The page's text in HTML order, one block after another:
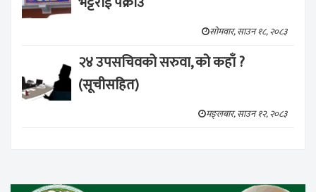
सोमवार, साउन १८, २०८३
२४ उपसचिवको सरुवा, को कहाँ ?
(सूचीसहित)
मङ्लबार, साउन १२, २०८३